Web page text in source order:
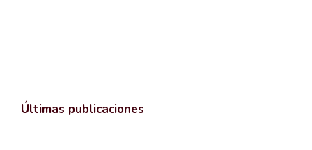
Últimas publicaciones